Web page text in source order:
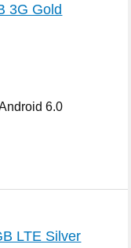
3G Gold
6.0
LTE Silver